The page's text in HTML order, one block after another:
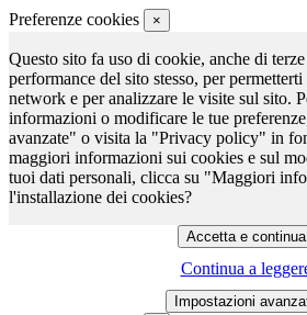
Preferenze cookies ×
Questo sito fa uso di cookie, anche di
performance del sito stesso, per
network e per analizzare le visite sul sito.
informazioni o modificare le tue
avanzate" o visita la "Privacy policy" in
maggiori informazioni sui cookies e sul
tuoi dati personali, clicca su "Maggiori
l'installazione dei cookies?
Continua a